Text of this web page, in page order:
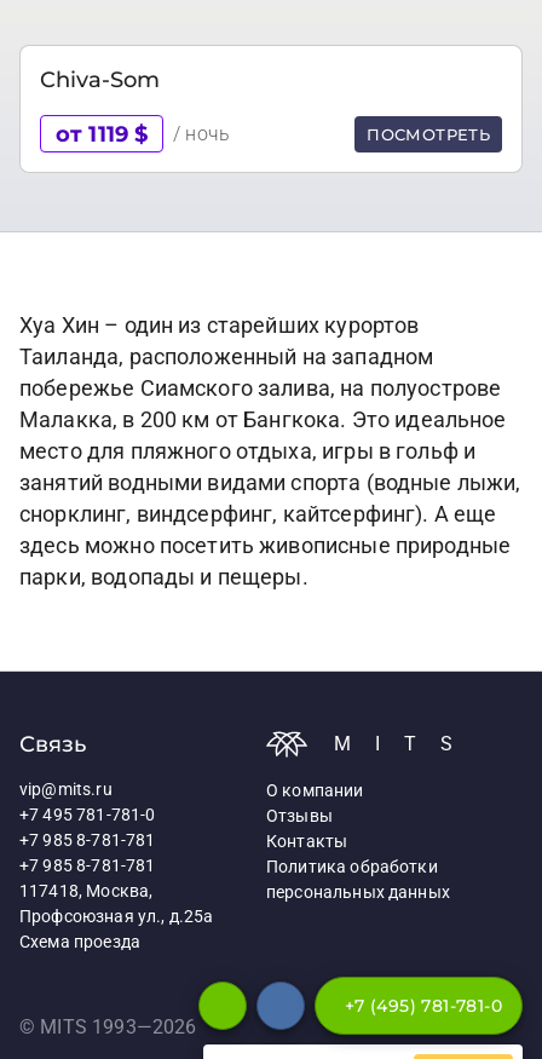
Chiva-Som
от 1119 $ / ночь ПОСМОТРЕТЬ
Хуа Хин – один из старейших курортов
Таиланда, расположенный на западном
побережье Сиамского залива, на полуострове
Малакка, в 200 км от Бангкока. Это идеальное
место для пляжного отдыха, игры в гольф и
занятий водными видами спорта (водные лыжи,
снорклинг, виндсерфинг, кайтсерфинг). А еще
здесь можно посетить живописные природные
парки, водопады и пещеры.
Связь
vip@mits.ru
+7 495 781-781-0
+7 985 8-781-781
+7 985 8-781-781
117418, Москва,
Профсоюзная ул., д.25а
Схема проезда
MITS
О компании
Отзывы
Контакты
Политика обработки
персональных данных
© MITS 1993—2026
+7 (495) 781-781-0